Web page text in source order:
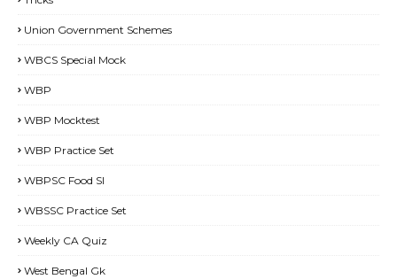
Union Government Schemes
WBCS Special Mock
WBP
WBP Mocktest
WBP Practice Set
WBPSC Food SI
WBSSC Practice Set
Weekly CA Quiz
West Bengal Gk